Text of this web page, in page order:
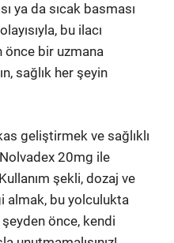
ya da sıcak basması
bu ilacı
önce bir uzmana
sağlık her şeyin
geliştirmek ve sağlıklı
20mg ile
şekli, dozaj ve
almak, bu yolculukta
şeyden önce, kendi